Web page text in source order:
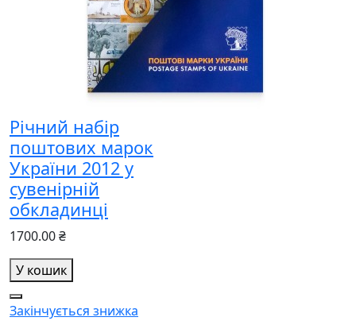
Річний набір
поштових марок
України 2012 у
сувенірній
обкладинці
1700.00 ₴
У кошик
Закінчується знижка